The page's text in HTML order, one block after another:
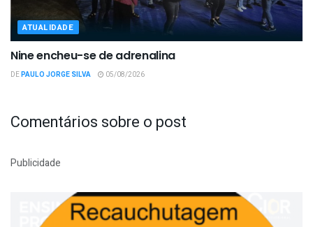
ATUALIDADE
Nine encheu-se de adrenalina
DEPAULO JORGE SILVA 05/08/2026
Comentários sobre o post
Publicidade